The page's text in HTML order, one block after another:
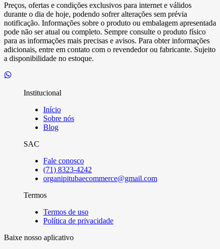
Preços, ofertas e condições exclusivos para internet e válidos
durante o dia de hoje, podendo sofrer alterações sem prévia
notificação. Informações sobre o produto ou embalagem apresentada
pode não ser atual ou completo. Sempre consulte o produto físico
para as informações mais precisas e avisos. Para obter informações
adicionais, entre em contato com o revendedor ou fabricante. Sujeito
a disponibilidade no estoque.
Institucional
Início
Sobre nós
Blog
SAC
Fale conosco
(71) 8323-4242
organipitubaecommerce@gmail.com
Termos
Termos de uso
Política de privacidade
Baixe nosso aplicativo